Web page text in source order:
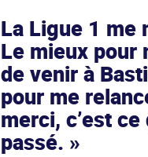
La Ligue 1 me
Le mieux pour
de venir à
pour me
merci, c’est ce
passé.